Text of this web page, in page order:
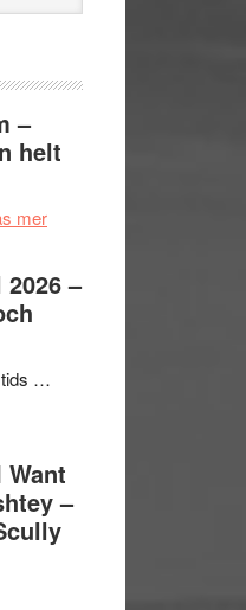
–
helt
merom
Håkan
Hellström
Folkets
en
helt
lysande
–
tids …
–